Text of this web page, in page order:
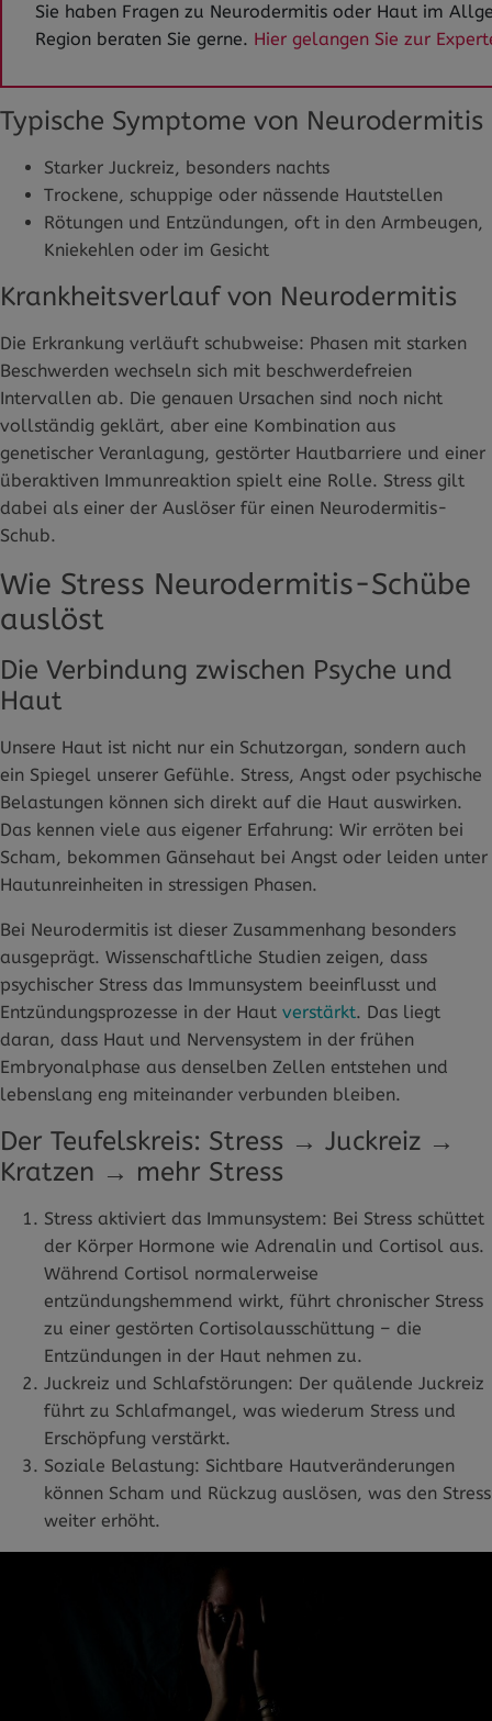
Sie haben Fragen zu Neurodermitis oder Haut im
Region beraten Sie gerne. Hier gelangen Sie zur
Typische Symptome von Neurodermitis
Starker Juckreiz, besonders nachts
Trockene, schuppige oder nässende Hautstellen
Rötungen und Entzündungen, oft in den Armbeugen,
Kniekehlen oder im Gesicht
Krankheitsverlauf von Neurodermitis
Die Erkrankung verläuft schubweise: Phasen mit starken
Beschwerden wechseln sich mit beschwerdefreien
Intervallen ab. Die genauen Ursachen sind noch nicht
vollständig geklärt, aber eine Kombination aus
genetischer Veranlagung, gestörter Hautbarriere und einer
überaktiven Immunreaktion spielt eine Rolle. Stress gilt
dabei als einer der Auslöser für einen Neurodermitis-
Schub.
Wie Stress Neurodermitis-Schübe
auslöst
Die Verbindung zwischen Psyche und
Haut
Unsere Haut ist nicht nur ein Schutzorgan, sondern auch
ein Spiegel unserer Gefühle. Stress, Angst oder psychische
Belastungen können sich direkt auf die Haut auswirken.
Das kennen viele aus eigener Erfahrung: Wir erröten bei
Scham, bekommen Gänsehaut bei Angst oder leiden unter
Hautunreinheiten in stressigen Phasen.
Bei Neurodermitis ist dieser Zusammenhang besonders
ausgeprägt. Wissenschaftliche Studien zeigen, dass
psychischer Stress das Immunsystem beeinflusst und
Entzündungsprozesse in der Haut verstärkt. Das liegt
daran, dass Haut und Nervensystem in der frühen
Embryonalphase aus denselben Zellen entstehen und
lebenslang eng miteinander verbunden bleiben.
Der Teufelskreis: Stress → Juckreiz →
Kratzen → mehr Stress
Stress aktiviert das Immunsystem: Bei Stress schüttet
der Körper Hormone wie Adrenalin und Cortisol aus.
Während Cortisol normalerweise
entzündungshemmend wirkt, führt chronischer Stress
zu einer gestörten Cortisolausschüttung – die
Entzündungen in der Haut nehmen zu.
Juckreiz und Schlafstörungen: Der quälende Juckreiz
führt zu Schlafmangel, was wiederum Stress und
Erschöpfung verstärkt.
Soziale Belastung: Sichtbare Hautveränderungen
können Scham und Rückzug auslösen, was den Stress
weiter erhöht.